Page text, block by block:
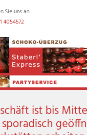
Sie uns an:
4054572
ist bis